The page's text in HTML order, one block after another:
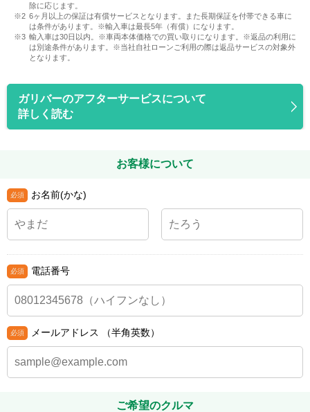
除に応じます。
6ヶ月以上の保証は有償サービスとなります。また長期保証を付帯できる車に
は条件があります。※輸入車は最長5年（有償）になります。
輸入車は30日以内。※車両本体価格での買い取りになります。※返品の利用に
は別途条件があります。※当社自社ローンご利用の際は返品サービスの対象外
となります。
ガリバーのアフターサービスについて
詳しく読む
お客様について
お名前(かな)
電話番号
メールアドレス （半角英数）
ご希望のクルマ